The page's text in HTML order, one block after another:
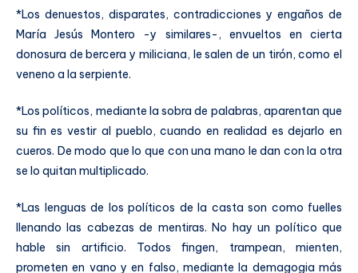
*Los denuestos, disparates, contradicciones y engaños de
María Jesús Montero -y similares-, envueltos en cierta
donosura de bercera y miliciana, le salen de un tirón, como el
veneno a la serpiente.
*Los políticos, mediante la sobra de palabras, aparentan que
su fin es vestir al pueblo, cuando en realidad es dejarlo en
cueros. De modo que lo que con una mano le dan con la otra
se lo quitan multiplicado.
*Las lenguas de los políticos de la casta son como fuelles
llenando las cabezas de mentiras. No hay un político que
hable sin artificio. Todos fingen, trampean, mienten,
prometen en vano y en falso, mediante la demagogia más